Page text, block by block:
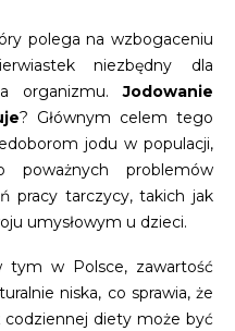
polega na wzbogaceniu
niezbędny dla
organizmu.Jodowanie
? Głównym celem tego
jodu w populacji,
problemów
pracy tarczycy, takich jak
umysłowym u dzieci.
tym w Polsce, zawartość
niska, co sprawia, że
diety może być